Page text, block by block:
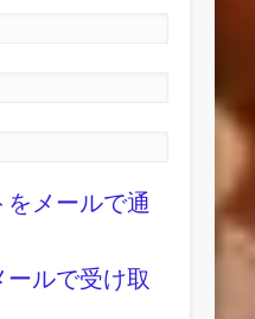
メールで通
ルで受け取